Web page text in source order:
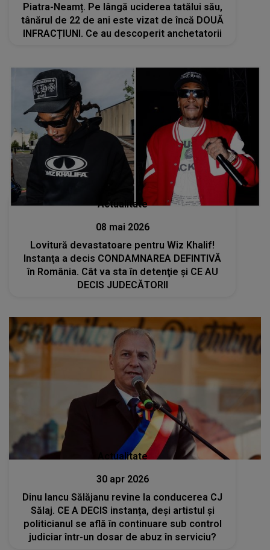
Piatra-Neamț. Pe lângă uciderea tatălui său,
tânărul de 22 de ani este vizat de încă DOUĂ
INFRACȚIUNI. Ce au descoperit anchetatorii
Actualitate
08 mai 2026
Lovitură devastatoare pentru Wiz Khalif!
Instanţa a decis CONDAMNAREA DEFINTIVĂ
în România. Cât va sta în detenţie şi CE AU
DECIS JUDECĂTORII
Actualitate
30 apr 2026
Dinu Iancu Sălăjanu revine la conducerea CJ
Sălaj. CE A DECIS instanța, deși artistul și
politicianul se află în continuare sub control
judiciar într-un dosar de abuz în serviciu?